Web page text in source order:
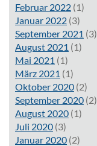
Februar 2022 (1)
Januar 2022 (3)
September 2021 (3)
August 2021 (1)
Mai 2021 (1)
März 2021 (1)
Oktober 2020 (2)
September 2020 (2)
August 2020 (1)
Juli 2020 (3)
Januar 2020 (2)